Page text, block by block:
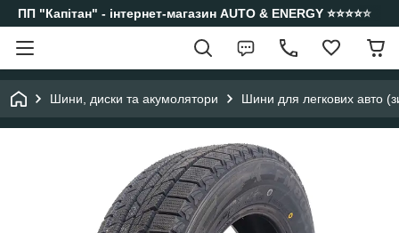
ПП "Капітан" - інтернет-магазин AUTO & ENERGY ⭐️⭐️⭐️⭐️⭐️
Шини, диски та акумолятори Шини для легкових авто